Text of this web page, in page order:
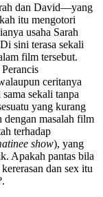
dan David—yang
itu mengotori
usaha Sarah
sini terasa sekali
film tersebut.
ceritanya
sekali tanpa
yang kurang
dengan masalah film
terhadap
show), yang
Apakah pantas bila
dan sex itu